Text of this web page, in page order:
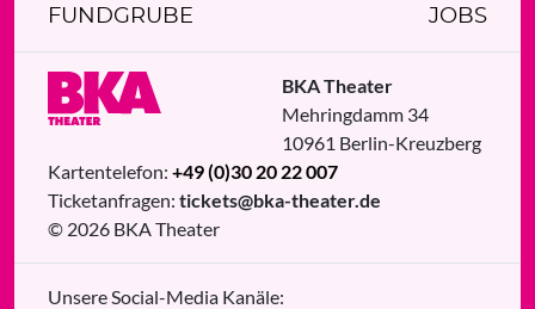
FUNDGRUBE JOBS
BKA Theater
Mehringdamm 34
10961 Berlin-Kreuzberg
Kartentelefon: +49 (0)30 20 22 007
Ticketanfragen: tickets@bka-theater.de
© 2026 BKA Theater
Unsere Social-Media Kanäle: